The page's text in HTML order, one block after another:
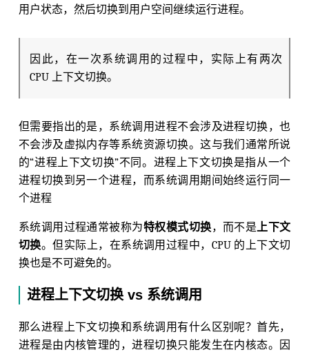
用户状态，然后切换到用户空间继续运行进程。
因此，在一次系统调用的过程中，实际上有两次
CPU 上下文切换。
但需要指出的是，系统调用进程不会涉及进程切换，也
不会涉及虚拟内存等系统资源切换。这与我们通常所说
的“进程上下文切换”不同。进程上下文切换是指从一个
进程切换到另一个进程，而系统调用期间始终运行同一
个进程
系统调用过程通常被称为特权模式切换，而不是上下文
切换。但实际上，在系统调用过程中，CPU 的上下文切
换也是不可避免的。
进程上下文切换 vs 系统调用
那么进程上下文切换和系统调用有什么区别呢？首先，
进程是由内核管理的，进程切换只能发生在内核态。因